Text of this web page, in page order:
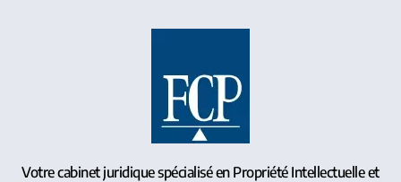
Votre cabinet juridique spécialisé en Propriété Intellectuelle et